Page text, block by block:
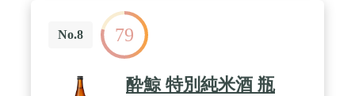
No.8 79
酔鯨 特別純米酒 瓶